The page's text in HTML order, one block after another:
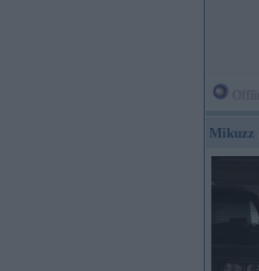
Mikuzz